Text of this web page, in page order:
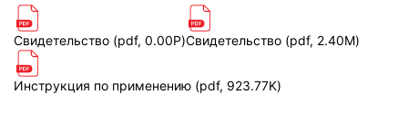
Свидетельство (pdf, 0.00P)Свидетельство (pdf, 2.40M)
Инструкция по применению (pdf, 923.77K)